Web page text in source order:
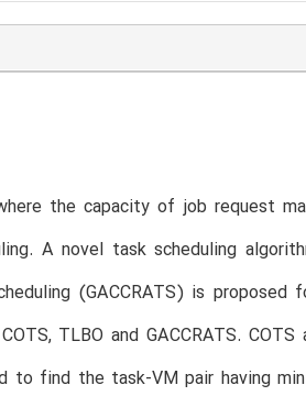
the capacity of job request
A novel task scheduling
(GACCRATS) is proposed
TLBO and GACCRATS.
find the task-VM pair having